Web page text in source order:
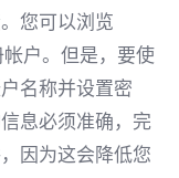
您可以浏览
户。但是，要使
名称并设置密
息必须准确，完
因为这会降低您